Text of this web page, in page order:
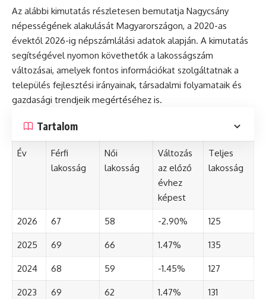
Az alábbi kimutatás részletesen bemutatja Nagycsány
népességének alakulását Magyarországon, a 2020-as
évektől 2026-ig népszámlálási adatok alapján. A kimutatás
segítségével nyomon követhetők a lakosságszám
változásai, amelyek fontos információkat szolgáltatnak a
település fejlesztési irányainak, társadalmi folyamataik és
gazdasági trendjeik megértéséhez is.
Tartalom
Év
Férfi
lakosság
Női
lakosság
Változás
az előző
évhez
képest
Teljes
lakosság
2026 67 58 -2.90% 125
2025 69 66 1.47% 135
2024 68 59 -1.45% 127
2023 69 62 1.47% 131